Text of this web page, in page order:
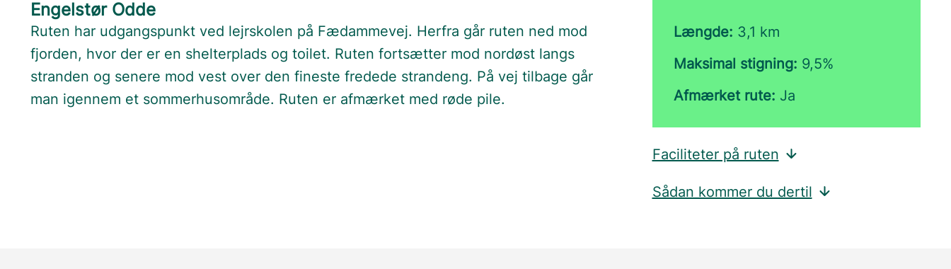
Engelstør Odde
Ruten har udgangspunkt ved lejrskolen på Fædammevej. Herfra går ruten ned mod
fjorden, hvor der er en shelterplads og toilet. Ruten fortsætter mod nordøst langs
stranden og senere mod vest over den fineste fredede strandeng. På vej tilbage går
man igennem et sommerhusområde. Ruten er afmærket med røde pile.
Længde: 3,1 km
Maksimal stigning: 9,5%
Afmærket rute: Ja
Faciliteter på ruten
Sådan kommer du dertil